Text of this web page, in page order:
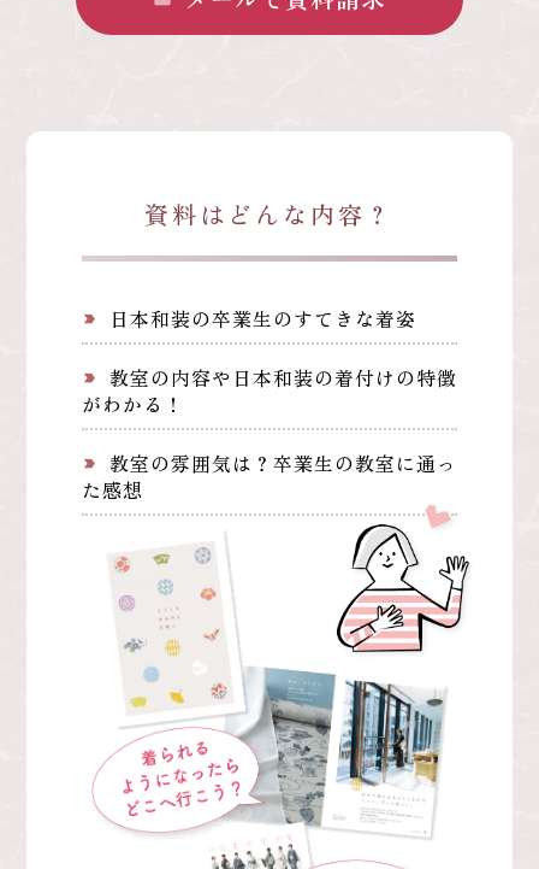
資料はどんな内容？
label_important 日本和装の卒業生のすてきな着姿
label_important
教室の内容や日本和装の着付けの特徴
がわかる！
label_important
教室の雰囲気は？卒業生の教室に通っ
た感想